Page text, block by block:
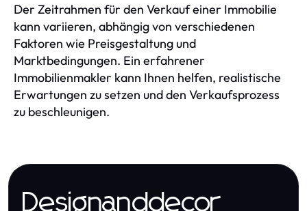
Der Zeitrahmen für den Verkauf einer Immobilie
kann variieren, abhängig von verschiedenen
Faktoren wie Preisgestaltung und
Marktbedingungen. Ein erfahrener
Immobilienmakler kann Ihnen helfen, realistische
Erwartungen zu setzen und den Verkaufsprozess
zu beschleunigen.
Designanddecor